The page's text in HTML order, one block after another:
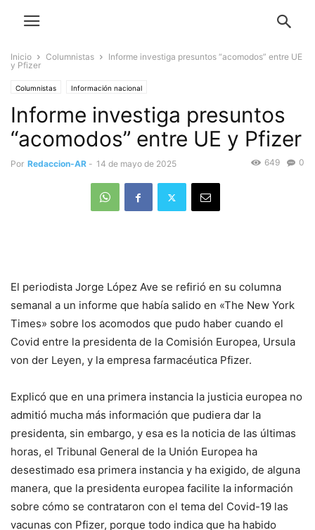
Inicio Columnistas
Informe investiga presuntos “acomodos” entre UE
y Pfizer
Columnistas Información nacional
Informe investiga presuntos
“acomodos” entre UE y Pfizer
Por Redaccion-AR - 14 de mayo de 2025 0
649
El periodista Jorge López Ave se refirió en su columna
semanal a un informe que había salido en «The New York
Times» sobre los acomodos que pudo haber cuando el
Covid entre la presidenta de la Comisión Europea, Ursula
von der Leyen, y la empresa farmacéutica Pfizer.
Explicó que en una primera instancia la justicia europea no
admitió mucha más información que pudiera dar la
presidenta, sin embargo, y esa es la noticia de las últimas
horas, el Tribunal General de la Unión Europea ha
desestimado esa primera instancia y ha exigido, de alguna
manera, que la presidenta europea facilite la información
sobre cómo se contrataron con el tema del Covid-19 las
vacunas con Pfizer, porque todo indica que ha habido